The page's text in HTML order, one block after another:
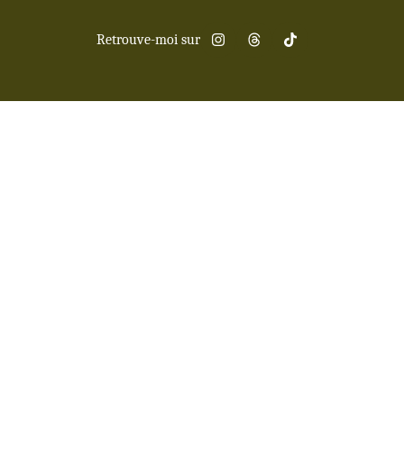
Retrouve-moi sur